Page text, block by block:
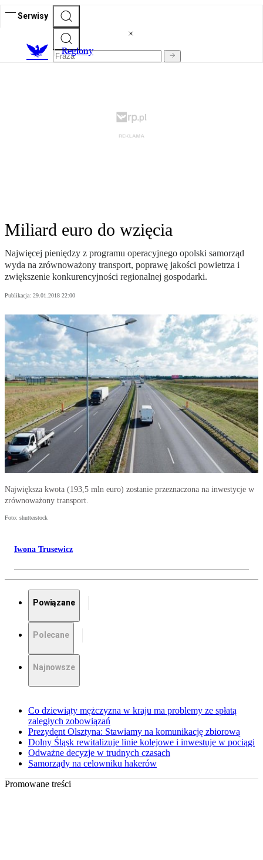
Serwisy
Regiony
Miliard euro do wzięcia
Najwięcej pieniędzy z programu operacyjnego opolski samorząd
wyda na zrównoważony transport, poprawę jakości powietrza i
zwiększenie konkurencyjności regionalnej gospodarki.
Publikacja: 29.01.2018 22:00
Największa kwota (193,5 mln euro) zostanie przeznaczona na inwestycje w
zrównoważony transport.
Foto: shutterstock
Iwona Trusewicz
Powiązane
Polecane
Najnowsze
Co dziewiąty mężczyzna w kraju ma problemy ze spłatą
zaległych zobowiązań
Prezydent Olsztyna: Stawiamy na komunikację zbiorową
Dolny Śląsk rewitalizuje linie kolejowe i inwestuje w pociągi
Odważne decyzje w trudnych czasach
Samorządy na celowniku hakerów
Promowane treści